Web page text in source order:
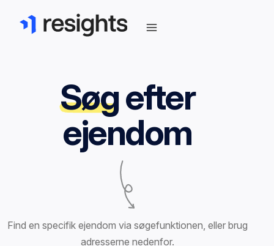
Søgefter
ejendom
Find en specifik ejendom via søgefunktionen, eller brug
adresserne nedenfor.